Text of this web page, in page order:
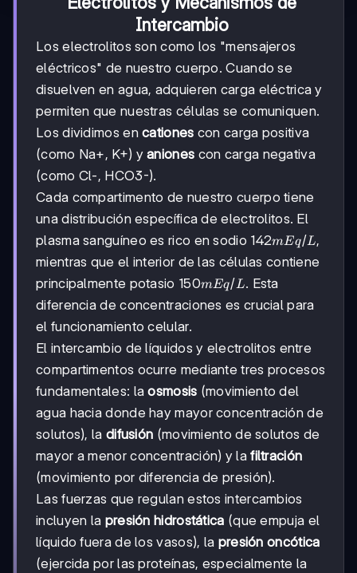
Intercambio
Los electrolitos son como los "mensajeros
eléctricos" de nuestro cuerpo. Cuando se
disuelven en agua, adquieren carga eléctrica y
permiten que nuestras células se comuniquen.
Los dividimos encationes con carga positiva
(como Na+, K+) yaniones con carga negativa
(como Cl-, HCO3-).
Cada compartimento de nuestro cuerpo tiene
una distribución específica de electrolitos. El
plasma sanguíneo es rico en sodio 142
mEq/L
142mEq/L,
mientras que el interior de las células contiene
principalmente potasio 150
mEq/L
150mEq/L. Esta
diferencia de concentraciones es crucial para
el funcionamiento celular.
El intercambio de líquidos y electrolitos entre
compartimentos ocurre mediante tres procesos
fundamentales: laosmosis (movimiento del
agua hacia donde hay mayor concentración de
solutos), la difusión (movimiento de solutos de
mayor a menor concentración) y lafiltración
(movimiento por diferencia de presión).
Las fuerzas que regulan estos intercambios
incluyen la presión hidrostática (que empuja el
líquido fuera de los vasos), la presión oncótica
(ejercida por las proteínas, especialmente la